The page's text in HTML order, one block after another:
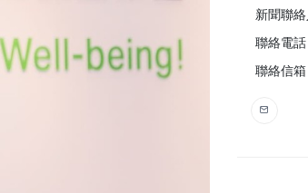
新聞聯
聯絡電
聯絡信箱